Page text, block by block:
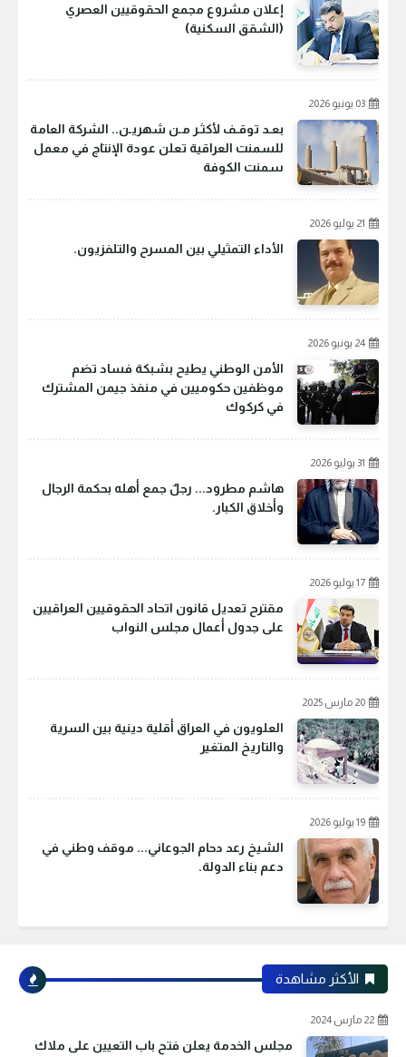
إعلان مشروع مجمع الحقوقيين العصري
(الشقق السكنية)
03 يونيو 2026
بعـد توقـف لأكثـر مـن شهريـن.. الشركة العامة
للسمنت العراقية تعلن عودة الإنتاج في معمل
سمنت الكوفة
21 يوليو 2026
الأداء التمثيلي بين المسرح والتلفزيون.
24 يونيو 2026
الأمن الوطني يطيح بشبكة فساد تضم
موظفين حكوميين في منفذ جيمن المشترك
في كركوك
31 يوليو 2026
هاشم مطرود... رجلٌ جمع أهله بحكمة الرجال
وأخلاق الكبار.
17 يوليو 2026
مقترح تعديل قانون اتحاد الحقوقيين العراقيين
على جدول أعمال مجلس النواب
20 مارس 2025
العلويون في العراق أقلية دينية بين السرية
والتاريخ المتغير
19 يوليو 2026
الشيخ رعد دحام الجوعاني... موقف وطني في
دعم بناء الدولة.
الأكثر مشاهدة
22 مارس 2024
مجلس الخدمة يعلن فتح باب التعيين على ملاك